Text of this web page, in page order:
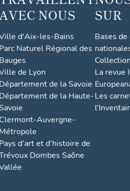
NOUS
d'Aix-les-Bains
Parc Naturel Régional des
Bauges
de Lyon
Département de la Savoie
Département de la Haute-
Savoie
Clermont-Auvergne-
Métropole
Pays d’art et d’histoire de
Dombes Saône
SUR
Bases
La revue
Les